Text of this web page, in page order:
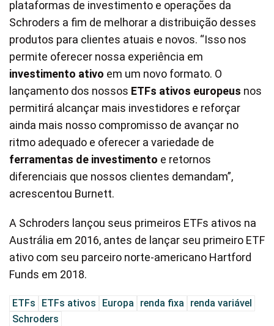
plataformas de investimento e operações da
Schroders a fim de melhorar a distribuição desses
produtos para clientes atuais e novos. “Isso nos
permite oferecer nossa experiência em
investimento ativo em um novo formato. O
lançamento dos nossos ETFs ativos europeus nos
permitirá alcançar mais investidores e reforçar
ainda mais nosso compromisso de avançar no
ritmo adequado e oferecer a variedade de
ferramentas de investimento e retornos
diferenciais que nossos clientes demandam”,
acrescentou Burnett.
A Schroders lançou seus primeiros ETFs ativos na
Austrália em 2016, antes de lançar seu primeiro ETF
ativo com seu parceiro norte-americano Hartford
Funds em 2018.
ETFs ETFs ativos Europa renda fixa
renda variável
Schroders